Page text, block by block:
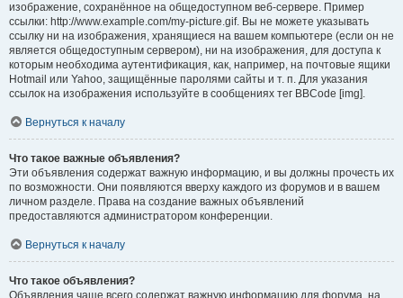
изображение, сохранённое на общедоступном веб-сервере. Пример
ссылки: http://www.example.com/my-picture.gif. Вы не можете указывать
ссылку ни на изображения, хранящиеся на вашем компьютере (если он не
является общедоступным сервером), ни на изображения, для доступа к
которым необходима аутентификация, как, например, на почтовые ящики
Hotmail или Yahoo, защищённые паролями сайты и т. п. Для указания
ссылок на изображения используйте в сообщениях тег BBCode [img].
Вернуться к началу
Что такое важные объявления?
Эти объявления содержат важную информацию, и вы должны прочесть их
по возможности. Они появляются вверху каждого из форумов и в вашем
личном разделе. Права на создание важных объявлений
предоставляются администратором конференции.
Вернуться к началу
Что такое объявления?
Объявления чаще всего содержат важную информацию для форума, на